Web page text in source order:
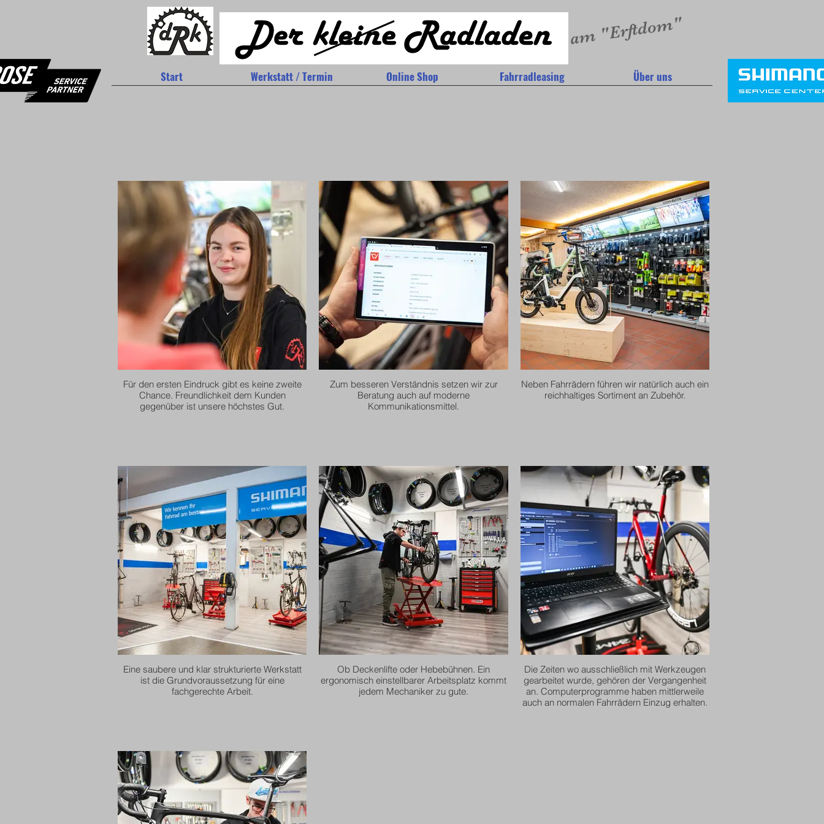
am "Erftdom"
Start Werkstatt / Termin Online Shop Fahrradleasing Über uns
Für den ersten Eindruck gibt es keine zweite
Chance. Freundlichkeit dem Kunden
gegenüber ist unsere höchstes Gut.
Zum besseren Verständnis setzen wir zur
Beratung auch auf moderne
Kommunikationsmittel.
Neben Fahrrädern führen wir natürlich auch ein
reichhaltiges Sortiment an Zubehör.
Eine saubere und klar strukturierte Werkstatt
ist die Grundvoraussetzung für eine
fachgerechte Arbeit.
Ob Deckenlifte oder Hebebühnen. Ein
ergonomisch einstellbarer Arbeitsplatz kommt
jedem Mechaniker zu gute.
Die Zeiten wo ausschließlich mit Werkzeugen
gearbeitet wurde, gehören der Vergangenheit
an. Computerprogramme haben mittlerweile
auch an normalen Fahrrädern Einzug erhalten.